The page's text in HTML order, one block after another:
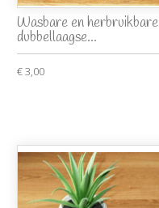
Wasbare en herbruikbare
dubbellaagse...
€ 3,00